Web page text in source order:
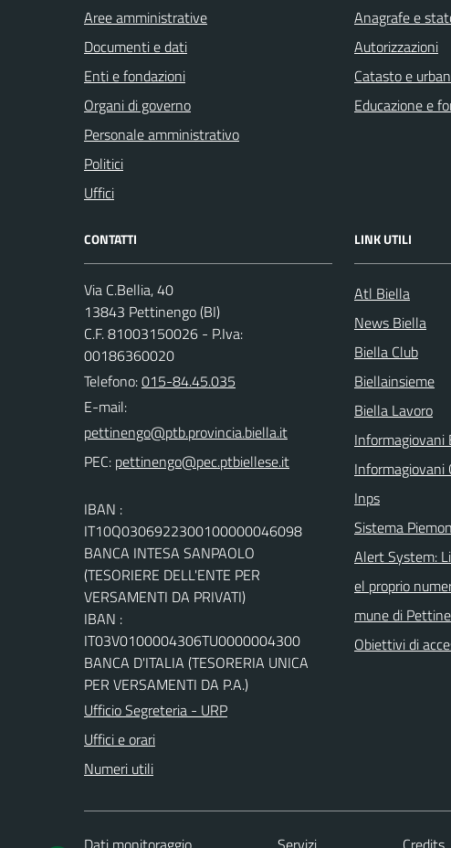
Aree amministrative
Documenti e dati
Enti e fondazioni
Organi di governo
Personale amministrativo
Politici
Uffici
Anagrafe e
Autorizzazioni
Catasto e
Educazione e
CONTATTI
Via C.Bellia, 40
13843 Pettinengo (BI)
C.F. 81003150026 - P.Iva:
00186360020
Telefono:015-84.45.035
E-mail:
PEC:
IBAN :
IT10Q0306922300100000046098
BANCA INTESA SANPAOLO
(TESORIERE DELL'ENTE PER
VERSAMENTI DA PRIVATI)
IBAN :
IT03V0100004306TU0000004300
BANCA D'ITALIA (TESORERIA UNICA
PER VERSAMENTI DA P.A.)
Ufficio Segreteria - URP
Uffici e orari
Numeri utili
LINK UTILI
Atl Biella
News Biella
Biella Club
Biellainsieme
Biella Lavoro
Informagiovani
Informagiovani
Inps
Sistema
Alert System:
el proprio
mune di
Obiettivi di